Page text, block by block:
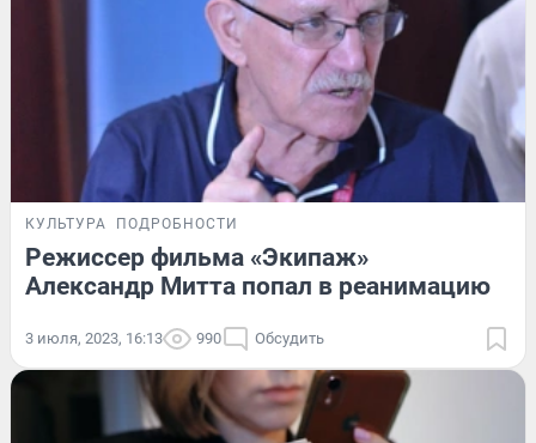
КУЛЬТУРА ПОДРОБНОСТИ
Режиссер фильма «Экипаж»
Александр Митта попал в реанимацию
3 июля, 2023, 16:13 990 Обсудить